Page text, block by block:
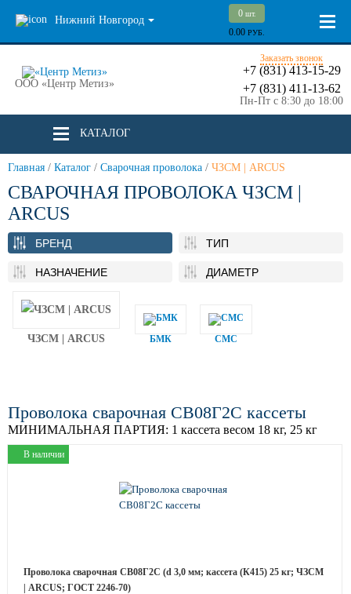
Нижний Новгород
0 шт.
0.00 РУБ.
ООО «Центр Метиз»
Заказать звонок
+7 (831) 413-15-29
+7 (831) 411-13-62
Пн-Пт с 8:30 до 18:00
КАТАЛОГ
Главная / Каталог / Сварочная проволока / ЧЗСМ | ARCUS
СВАРОЧНАЯ ПРОВОЛОКА ЧЗСМ |
ARCUS
БРЕНД ТИП
НАЗНАЧЕНИЕ ДИАМЕТР
ЧЗСМ | ARCUS БМК СМС
Проволока сварочная СВ08Г2С кассеты
МИНИМАЛЬНАЯ ПАРТИЯ: 1 кассета весом 18 кг, 25 кг
В наличии
Проволока сварочная СВ08Г2С (d 3,0 мм; кассета (К415) 25 кг; ЧЗСМ
| ARCUS; ГОСТ 2246-70)